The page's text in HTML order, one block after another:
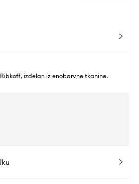
izdelan iz enobarvne tkanine.